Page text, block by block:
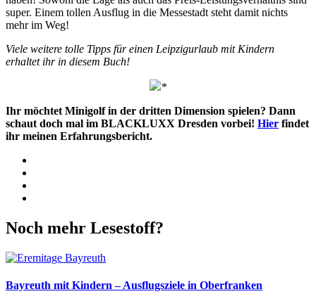
super. Einem tollen Ausflug in die Messestadt steht damit nichts
mehr im Weg!
Viele weitere tolle Tipps für einen Leipzigurlaub mit Kindern
erhaltet ihr in diesem Buch!
*
Ihr möchtet Minigolf in der dritten Dimension spielen? Dann
schaut doch mal im BLACKLUXX Dresden vorbei! Hier findet
ihr meinen Erfahrungsbericht.
Noch mehr Lesestoff?
Bayreuth mit Kindern – Ausflugsziele in Oberfranken